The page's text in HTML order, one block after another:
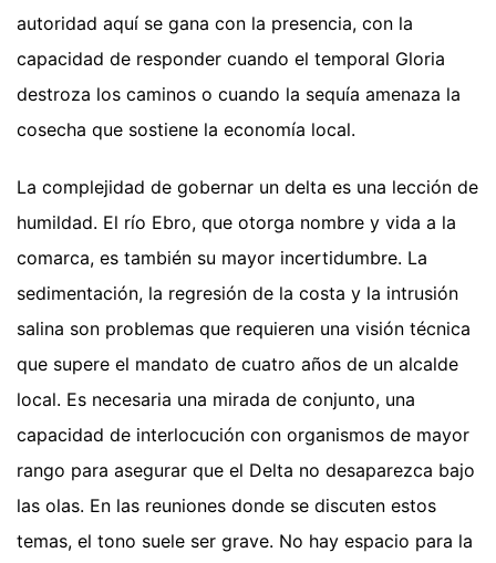
autoridad aquí se gana con la presencia, con la
capacidad de responder cuando el temporal Gloria
destroza los caminos o cuando la sequía amenaza la
cosecha que sostiene la economía local.
La complejidad de gobernar un delta es una lección de
humildad. El río Ebro, que otorga nombre y vida a la
comarca, es también su mayor incertidumbre. La
sedimentación, la regresión de la costa y la intrusión
salina son problemas que requieren una visión técnica
que supere el mandato de cuatro años de un alcalde
local. Es necesaria una mirada de conjunto, una
capacidad de interlocución con organismos de mayor
rango para asegurar que el Delta no desaparezca bajo
las olas. En las reuniones donde se discuten estos
temas, el tono suele ser grave. No hay espacio para la